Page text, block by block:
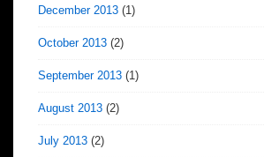
December 2013 (1)
October 2013 (2)
September 2013 (1)
August 2013 (2)
July 2013 (2)